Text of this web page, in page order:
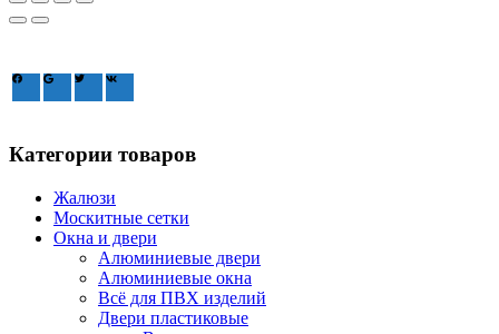
Категории товаров
Жалюзи
Москитные сетки
Окна и двери
Алюминиевые двери
Алюминиевые окна
Всё для ПВХ изделий
Двери пластиковые